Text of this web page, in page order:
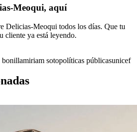
Meoqui, aquí
Delicias-Meoqui todos los días. Que tu
cliente ya está leyendo.
bonillamiriam sotopolíticas públicasunicef